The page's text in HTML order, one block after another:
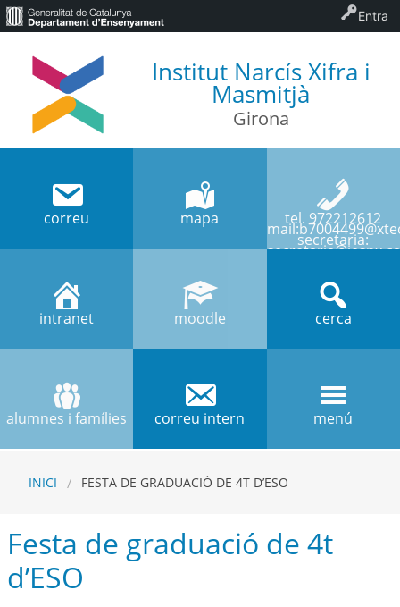
Institut Narcís Xifra i
Masmitjà
Girona
correu mapa tel. 972212612
secretaria:
intranet moodle cerca
alumnes i famílies correu intern menú
INICI FESTA DE GRADUACIÓ DE 4T D’ESO
Festa de graduació de 4t
d’ESO
Entra